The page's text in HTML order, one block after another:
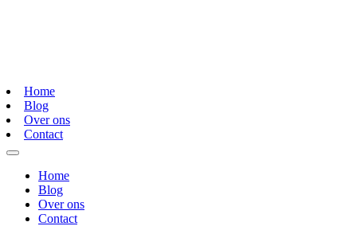
Home
Blog
Over ons
Contact
Home
Blog
Over ons
Contact